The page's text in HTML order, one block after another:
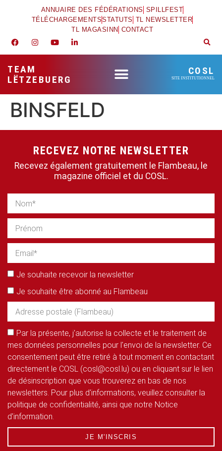
ANNUAIRE DES FÉDÉRATIONS SPILLFEST
TÉLÉCHARGEMENTSSTATUTS TL NEWSLETTER
TL MAGASINN CONTACT
TEAM
LËTZEBUERG
COSL
SITE INSTITUTIONNEL
BINSFELD
RECEVEZ NOTRE NEWSLETTER
Recevez également gratuitement le Flambeau, le
magazine officiel et du COSL.
Je souhaite recevoir la newsletter
Je souhaite être abonné au Flambeau
Par la présente, j'autorise la collecte et le traitement de
mes données personnelles pour l'envoi de la newsletter. Ce
consentement peut être retiré à tout moment en contactant
directement le COSL (cosl@cosl.lu) ou en cliquant sur le lien
de désinscription que vous trouverez en bas de nos
newsletters. Pour plus d'informations, veuillez consulter la
politique de confidentialité, ainsi que notre Notice
d'information.
JE M'INSCRIS